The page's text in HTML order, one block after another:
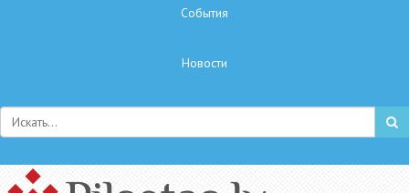
Cобытия
Hовости